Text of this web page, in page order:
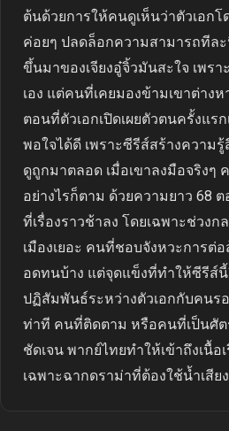
ต้นด้วยการให้คนดูเห็นว่าตัวเอก
ค่อยๆ ปลดล็อกความสามารถทีล
ขึ้นมาของเจียงอู๋จิ้วมันสะใจ เพร
เอง แต่คนที่เคยมองข้ามเขาต่าง
ตอนที่ตัวเอกเปิดเผยตัวตนครั้งแร
พอใจได้ดี เพราะซีรีส์สร้างความ
ดูถูกมาตลอด เมื่อเขาลงมือจริงๆ
อย่างไรก็ตาม ด้วยความยาว 68
ที่เรื่องราวช้าลง โดยเฉพาะช่วงก
เมืองเยอะ คนที่ชอบจังหวะการต่
อดทนบ้าง แต่จุดแข็งที่ทำให้ซีรีส์
ปฏิสัมพันธ์ระหว่างตัวเอกกับคนร
ท่าที คนที่ติดตาม หรือคนที่เป็นศั
ชัดเจน พากย์ไทยทำให้เข้าถึงเนื้อ
เฉพาะฉากดราม่าที่ต้องใช้น้ำเสี